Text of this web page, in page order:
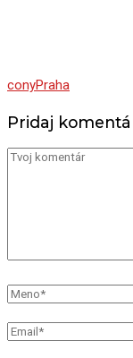
conyPraha
Pridaj